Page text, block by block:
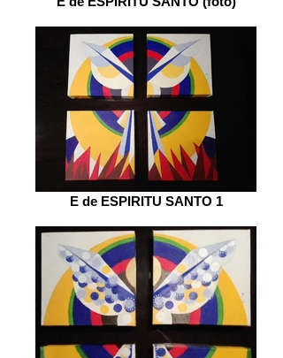
E de ESPIRITU SANTO 1